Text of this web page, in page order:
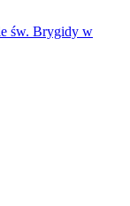
św. Brygidy w